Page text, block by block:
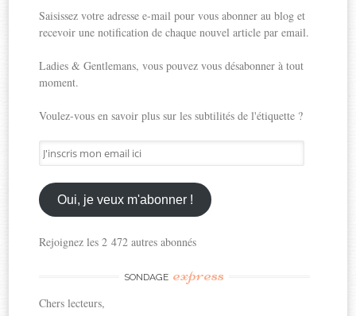
Saisissez votre adresse e-mail pour vous abonner au blog et
recevoir une notification de chaque nouvel article par email.
Ladies & Gentlemans, vous pouvez vous désabonner à tout
moment.
Voulez-vous en savoir plus sur les subtilités de l'étiquette ?
J'inscris
mon
email
ici
Oui, je veux m'abonner !
Rejoignez les 2 472 autres abonnés
SONDAGE express
Chers lecteurs,